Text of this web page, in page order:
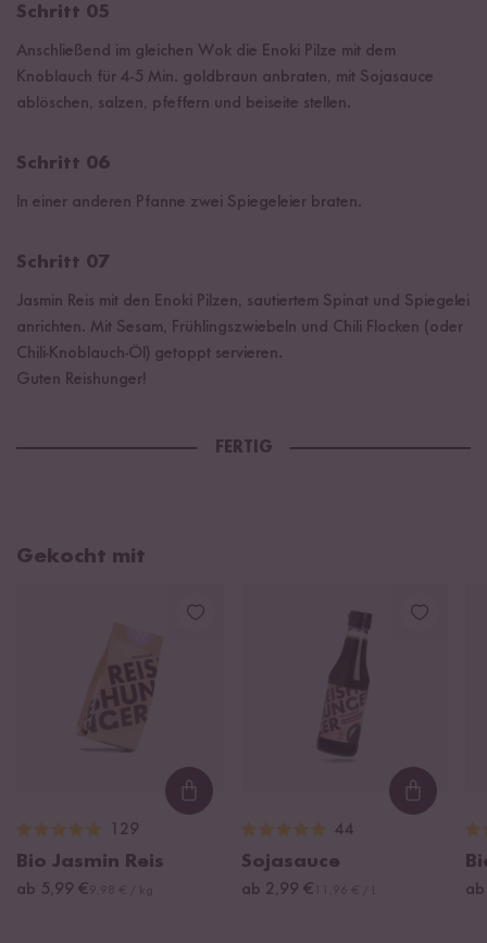
Schritt 05
Anschließend im gleichen Wok die Enoki Pilze mit dem
Knoblauch für 4-5 Min. goldbraun anbraten, mit Sojasauce
ablöschen, salzen, pfeffern und beiseite stellen.⁠
Schritt 06
In einer anderen Pfanne zwei Spiegeleier braten.
Schritt 07
Jasmin Reis mit den Enoki Pilzen, sautiertem Spinat und Spiegelei
anrichten. Mit Sesam, Frühlingszwiebeln und Chili Flocken (oder
Chili-Knoblauch-Öl) getoppt servieren. ⁠
Guten Reishunger!
FERTIG
Gekocht mit
Loading...
129
Bio Jasmin Reis
ab 5,99 €
44
Sojasauce
ab 2,99 €